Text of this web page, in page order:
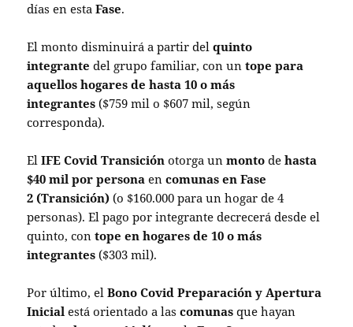
días en estaFase.
El monto disminuirá a partir delquinto
integrantedel grupo familiar, con untope para
aquellos hogares de hasta 10 o más
integrantes ($759 mil o $607 mil, según
corresponda).
ElIFE Covid Transición otorga unmontodehasta
$40 mil por persona en comunas en Fase
2 (Transición)(o $160.000 para un hogar de 4
personas). El pago por integrante decrecerá desde el
quinto, contope en hogares de 10 o más
integrantes($303 mil).
Por último, elBono Covid Preparación y Apertura
Inicial está orientado a lascomunas que hayan